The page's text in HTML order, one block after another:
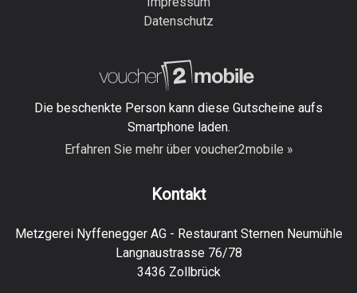
Datenschutz
Die beschenkte Person kann diese Gutscheine aufs
Smartphone laden.
Erfahren Sie mehr über voucher2mobile »
Kontakt
Metzgerei Nyffenegger AG - Restaurant Sternen Neumühle
Langnaustrasse 76/78
3436 Zollbrück